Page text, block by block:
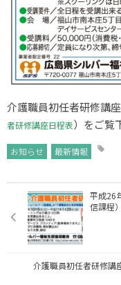
介護職員初任者研修講
者研修講座日程表）をご覧
お知らせ 最新情報
平成26
信課程
介護職員初任者研修講